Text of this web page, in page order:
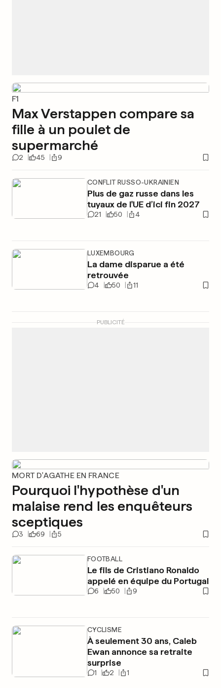
F1
Max Verstappen compare sa
fille à un poulet de
supermarché
2 45 9
CONFLIT RUSSO-UKRAINIEN
Plus de gaz russe dans les
tuyaux de l'UE d’ici fin 2027
21 50 4
LUXEMBOURG
La dame disparue a été
retrouvée
4 50 11
PUBLICITÉ
MORT D'AGATHE EN FRANCE
Pourquoi l'hypothèse d'un
malaise rend les enquêteurs
sceptiques
3 69 5
FOOTBALL
Le fils de Cristiano Ronaldo
appelé en équipe du Portugal
6 50 9
CYCLISME
À seulement 30 ans, Caleb
Ewan annonce sa retraite
surprise
1 2 1